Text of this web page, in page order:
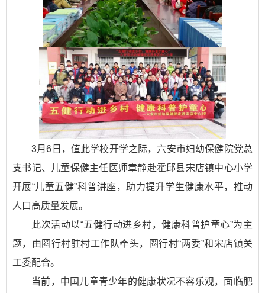
3月6日，值此学校开学之际，六安市妇幼保健院党总
支书记、儿童保健主任医师章静赴霍邱县宋店镇中心小学
开展“儿童五健”科普讲座，助力提升学生健康水平，推动
人口高质量发展。
此次活动以“五健行动进乡村，健康科普护童心”为主
题，由圈行村驻村工作队牵头，圈行村“两委”和宋店镇关
工委配合。
当前，中国儿童青少年的健康状况不容乐观，面临肥